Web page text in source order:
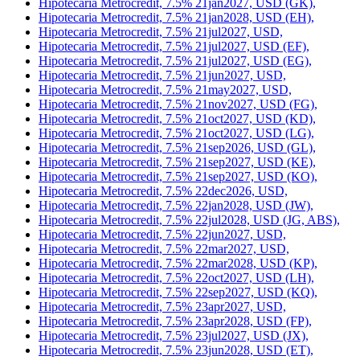
Hipotecaria Metrocredit, 7.5% 21jan2028, USD (EH),
Hipotecaria Metrocredit, 7.5% 21jul2027, USD,
Hipotecaria Metrocredit, 7.5% 21jul2027, USD (EF),
Hipotecaria Metrocredit, 7.5% 21jul2027, USD (EG),
Hipotecaria Metrocredit, 7.5% 21jun2027, USD,
Hipotecaria Metrocredit, 7.5% 21may2027, USD,
Hipotecaria Metrocredit, 7.5% 21nov2027, USD (FG),
Hipotecaria Metrocredit, 7.5% 21oct2027, USD (KD),
Hipotecaria Metrocredit, 7.5% 21oct2027, USD (LG),
Hipotecaria Metrocredit, 7.5% 21sep2026, USD (GL),
Hipotecaria Metrocredit, 7.5% 21sep2027, USD (KE),
Hipotecaria Metrocredit, 7.5% 21sep2027, USD (KO),
Hipotecaria Metrocredit, 7.5% 22dec2026, USD,
Hipotecaria Metrocredit, 7.5% 22jan2028, USD (JW),
Hipotecaria Metrocredit, 7.5% 22jul2028, USD (JG, ABS),
Hipotecaria Metrocredit, 7.5% 22jun2027, USD,
Hipotecaria Metrocredit, 7.5% 22mar2027, USD,
Hipotecaria Metrocredit, 7.5% 22mar2028, USD (KP),
Hipotecaria Metrocredit, 7.5% 22oct2027, USD (LH),
Hipotecaria Metrocredit, 7.5% 22sep2027, USD (KQ),
Hipotecaria Metrocredit, 7.5% 23apr2027, USD,
Hipotecaria Metrocredit, 7.5% 23apr2028, USD (FP),
Hipotecaria Metrocredit, 7.5% 23jul2027, USD (JX),
Hipotecaria Metrocredit, 7.5% 23jun2028, USD (ET),